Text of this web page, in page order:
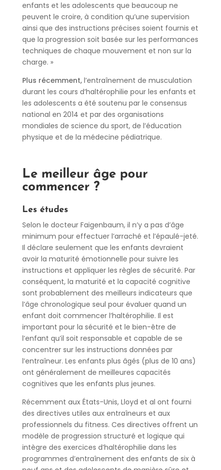
enfants et les adolescents que beaucoup ne
peuvent le croire, à condition qu’une supervision
ainsi que des instructions précises soient fournis et
que la progression soit basée sur les performances
techniques de chaque mouvement et non sur la
charge. »
Plus récemment,l’entraînement de musculation
durant les cours d’haltérophilie pour les enfants et
les adolescents a été soutenu par le consensus
national en 2014 et par des organisations
mondiales de science du sport, de l’éducation
physique et de la médecine pédiatrique.
Le meilleur âge pour
commencer ?
Les études
Selon le docteur Faigenbaum, il n’y a pas d’âge
minimum pour effectuer l’arraché et l’épaulé-jeté.
Il déclare seulement que les enfants devraient
avoir la maturité émotionnelle pour suivre les
instructions et appliquer les règles de sécurité. Par
conséquent, la maturité et la capacité cognitive
sont probablement des meilleurs indicateurs que
l’âge chronologique seul pour évaluer quand un
enfant doit commencer l’haltérophilie. Il est
important pour la sécurité et le bien-être de
l’enfant qu’il soit responsable et capable de se
concentrer sur les instructions données par
l’entraîneur. Les enfants plus âgés (plus de 10 ans)
ont généralement de meilleures capacités
cognitives que les enfants plus jeunes.
Récemment aux États-Unis, Lloyd et al ont fourni
des directives utiles aux entraîneurs et aux
professionnels du fitness. Ces directives offrent un
modèle de progression structuré et logique qui
intègre des exercices d’haltérophilie dans les
programmes d’entraînement des enfants de six à